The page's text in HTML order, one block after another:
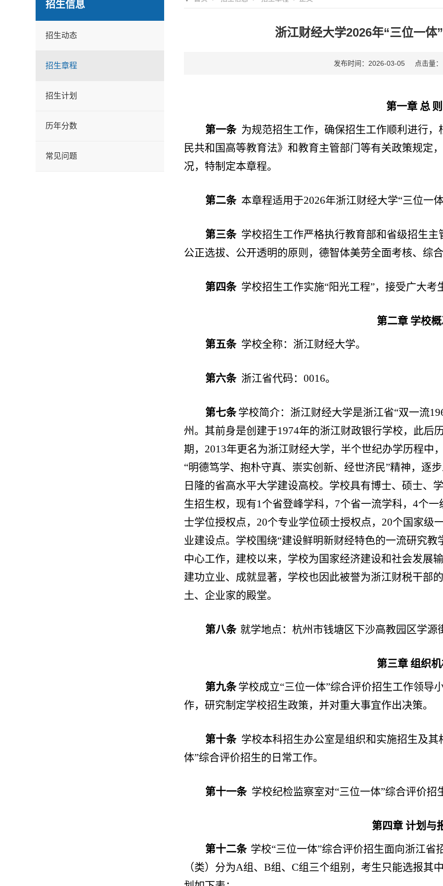
招生信息
招生动态
招生章程
招生计划
历年分数
常见问题
浙江财经大学2026年“三位一体
发布时间：2026-03-05 点击量：
第一章 总 则
第一条 为规范招生工作，确保招生工作顺利进行
民共和国高等教育法》和教育主管部门等有关政策规定
况，特制定本章程。
第二条 本章程适用于2026年浙江财经大学“三位一
第三条 学校招生工作严格执行教育部和省级招生
公正选拔、公开透明的原则，德智体美劳全面考核、综
第四条 学校招生工作实施“阳光工程”，接受广大
第二章 学校
第五条 学校全称：浙江财经大学。
第六条 浙江省代码： 0016。
第七条 学校简介： 浙江财经大学是浙江省“双一流
州。其前身是创建于1974年的浙江财政银行学校，此后
期，2013年更名为浙江财经大学，半个世纪办学历程中
“明德笃学、抱朴守真、崇实创新、经世济民”精神，逐
日隆的省高水平大学建设高校。学校具有博士、硕士、
生招生权，现有1个省登峰学科，7个省一流学科，4个
士学位授权点，20个专业学位硕士授权点，20个国家级
业建设点。学校围绕“建设鲜明新财经特色的一流研究
中心工作，建校以来，学校为国家经济建设和社会发展
建功立业、成就显著，学校也因此被誉为浙江财税干部
土、企业家的殿堂。
第八条 就学地点 ： 杭州市钱塘区下沙高教园区学源
第三章 组织
第九条 学校成立“三位一体”综合评价招生工作领导
作，研究制定学校招生政策，并对重大事宜作出决策。
第十条 学校本科招生办公室是组织和实施招生及
体”综合评价招生的日常工作。
第十一条 学校纪检监察室对“三位一体”综合评价招
第四章 计划与
第十二条 学校“三位一体”综合评价招生面向浙江省
（类）分为A组 、 B组 、 C组三个组别 ， 考生只能选报其